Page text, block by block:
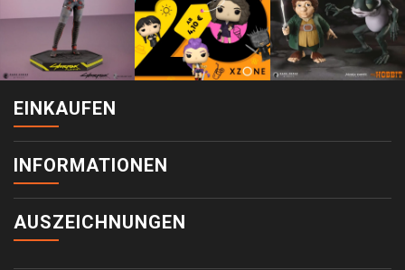
EINKAUFEN
INFORMATIONEN
AUSZEICHNUNGEN